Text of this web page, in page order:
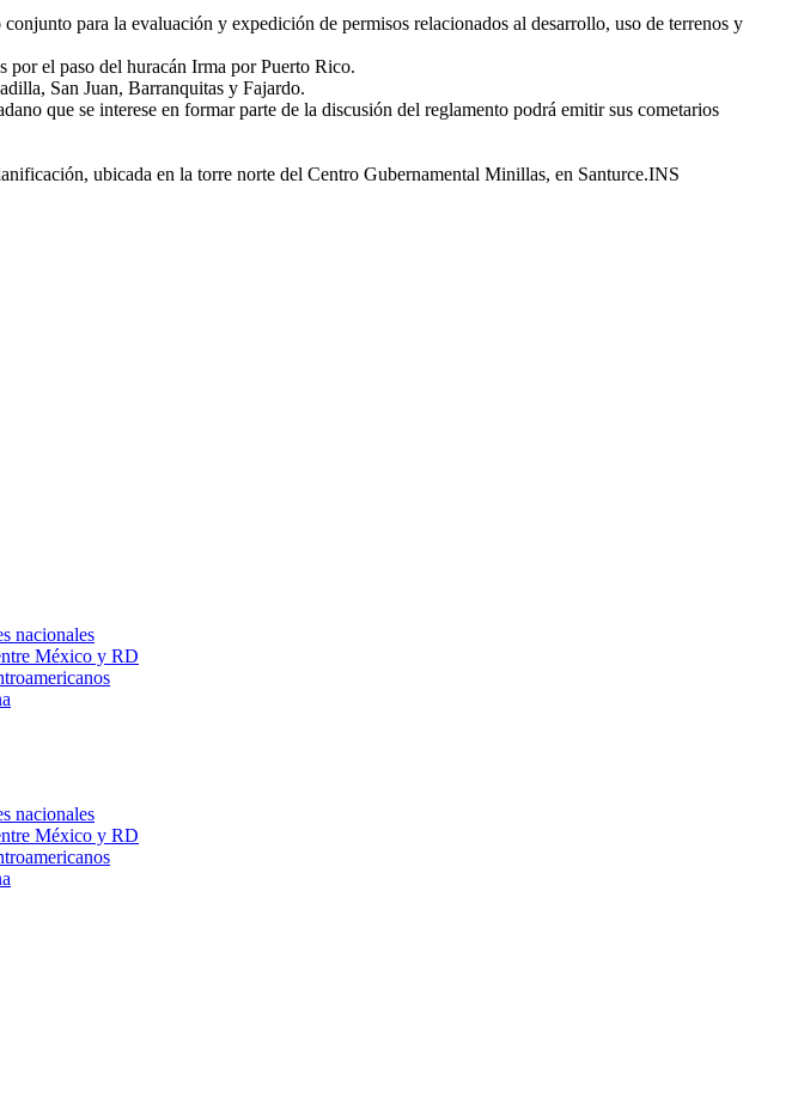
para la evaluación y expedición de permisos relacionados al desarrollo, uso de terrenos y
por el paso del huracán Irma por Puerto Rico.
San Juan, Barranquitas y Fajardo.
que se interese en formar parte de la discusión del reglamento podrá emitir sus cometarios
ubicada en la torre norte del Centro Gubernamental Minillas, en Santurce.INS
nacionales
México y RD
nacionales
México y RD